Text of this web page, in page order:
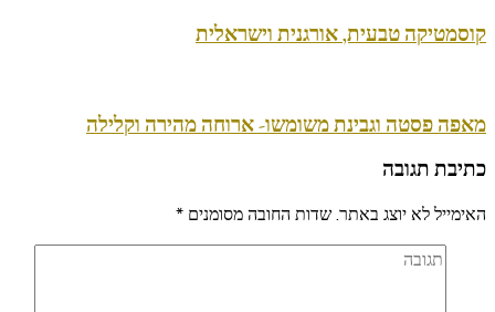
קוסמטיקה טבעית, אורגנית וישראלית
מאפה פסטה וגבינת משומשו- ארוחה מהירה וקלילה
כתיבת תגובה
האימייל לא יוצג באתר.שדות החובה מסומנים *